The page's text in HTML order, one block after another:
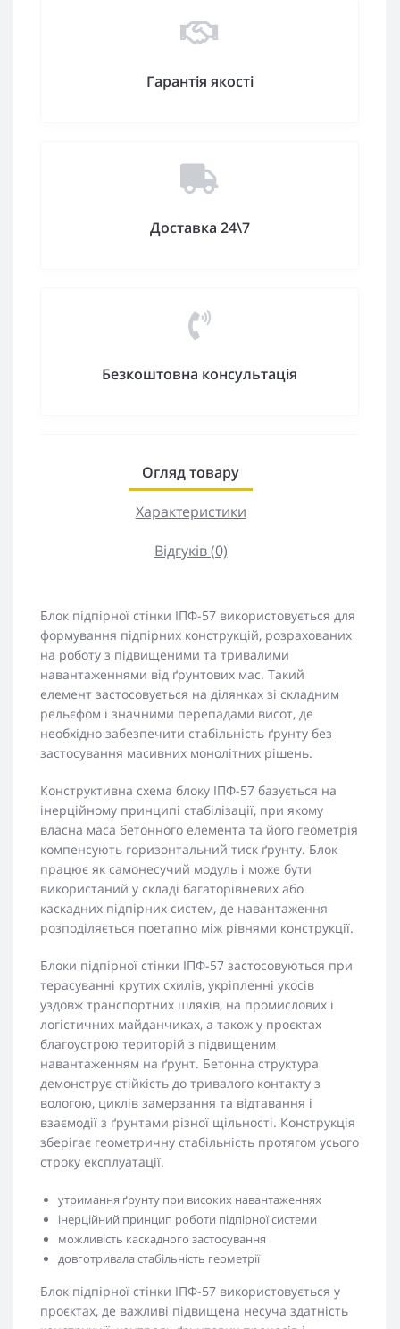
Гарантія якості
Доставка 24\7
Безкоштовна консультація
Огляд товару
Характеристики
Відгуків (0)
Блок підпірної стінки ІПФ-57 використовується для
формування підпірних конструкцій, розрахованих
на роботу з підвищеними та тривалими
навантаженнями від ґрунтових мас. Такий
елемент застосовується на ділянках зі складним
рельєфом і значними перепадами висот, де
необхідно забезпечити стабільність ґрунту без
застосування масивних монолітних рішень.
Конструктивна схема блоку ІПФ-57 базується на
інерційному принципі стабілізації, при якому
власна маса бетонного елемента та його геометрія
компенсують горизонтальний тиск ґрунту. Блок
працює як самонесучий модуль і може бути
використаний у складі багаторівневих або
каскадних підпірних систем, де навантаження
розподіляється поетапно між рівнями конструкції.
Блоки підпірної стінки ІПФ-57 застосовуються при
терасуванні крутих схилів, укріпленні укосів
уздовж транспортних шляхів, на промислових і
логістичних майданчиках, а також у проєктах
благоустрою територій з підвищеним
навантаженням на ґрунт. Бетонна структура
демонструє стійкість до тривалого контакту з
вологою, циклів замерзання та відтавання і
взаємодії з ґрунтами різної щільності. Конструкція
зберігає геометричну стабільність протягом усього
строку експлуатації.
утримання ґрунту при високих навантаженнях
інерційний принцип роботи підпірної системи
можливість каскадного застосування
довготривала стабільність геометрії
Блок підпірної стінки ІПФ-57 використовується у
проєктах, де важливі підвищена несуча здатність